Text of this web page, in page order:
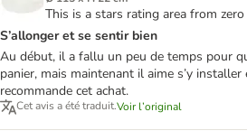
This is a stars rating area from
S’allonger et se sentir bien
Au début, il a fallu un peu de temps pour
panier, mais maintenant il aime s’y installer
recommande cet achat.
Cet avis a été traduit.Voir l’original